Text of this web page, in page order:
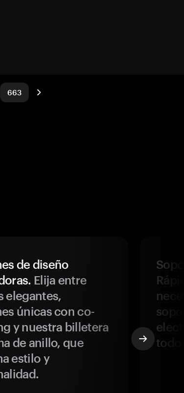
663
de diseño
Elija entre
elegantes,
únicas con co-
y nuestra billetera
de anillo, que
estilo y
todo